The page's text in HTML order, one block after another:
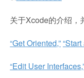
关于Xcode的介绍，
“Get Oriented,”
“Edit User